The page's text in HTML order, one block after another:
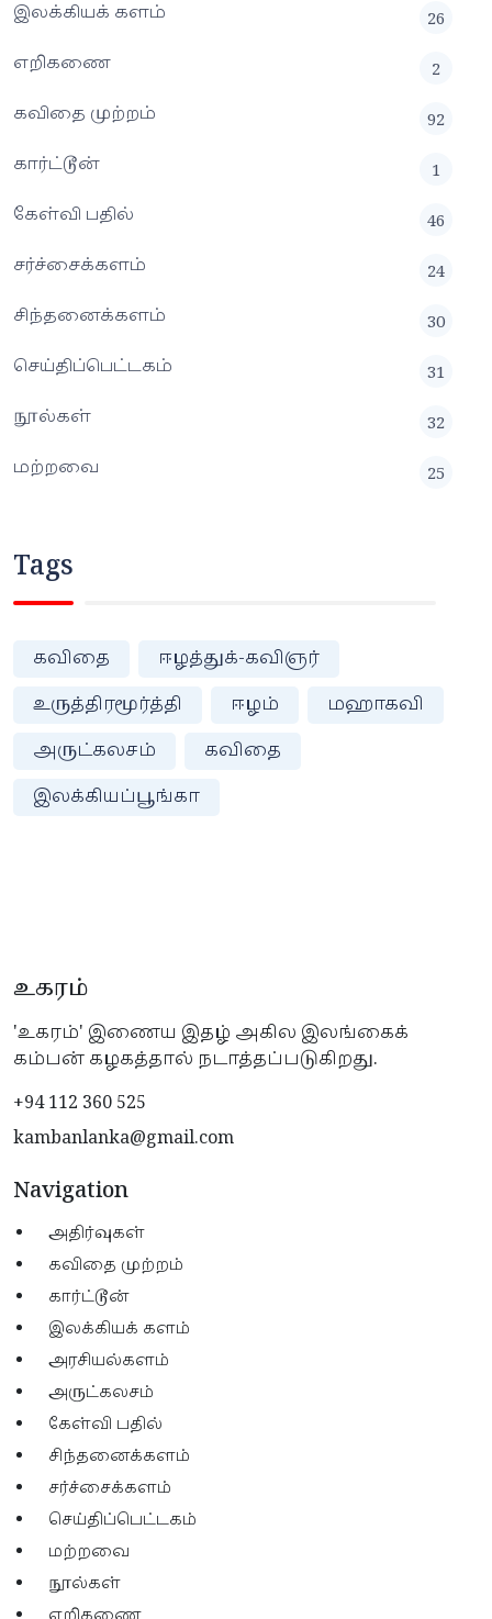
இலக்கியக் களம்
26
எறிகணை
2
கவிதை முற்றம்
92
கார்ட்டூன்
1
கேள்வி பதில்
46
சர்ச்சைக்களம்
24
சிந்தனைக்களம்
30
செய்திப்பெட்டகம்
31
நூல்கள்
32
மற்றவை
25
Tags
கவிதை
ஈழத்துக்-கவிஞர்
உருத்திரமூர்த்தி
ஈழம்
மஹாகவி
அருட்கலசம்
கவிதை
இலக்கியப்பூங்கா
உகரம்
'உகரம்' இணைய இதழ் அகில இலங்கைக்
கம்பன் கழகத்தால் நடாத்தப்படுகிறது.
+94 112 360 525
kambanlanka@gmail.com
Navigation
அதிர்வுகள்
கவிதை முற்றம்
கார்ட்டூன்
இலக்கியக் களம்
அரசியல்களம்
அருட்கலசம்
கேள்வி பதில்
சிந்தனைக்களம்
சர்ச்சைக்களம்
செய்திப்பெட்டகம்
மற்றவை
நூல்கள்